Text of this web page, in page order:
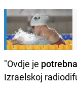
"Ovdje je
Izraelskoj